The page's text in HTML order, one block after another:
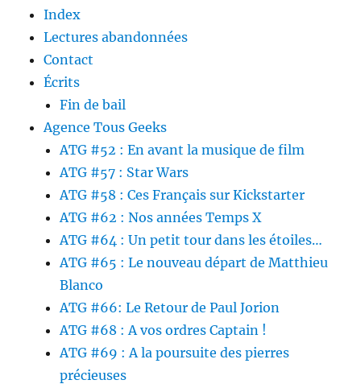
Index
Lectures abandonnées
Contact
Écrits
Fin de bail
Agence Tous Geeks
ATG #52 : En avant la musique de film
ATG #57 : Star Wars
ATG #58 : Ces Français sur Kickstarter
ATG #62 : Nos années Temps X
ATG #64 : Un petit tour dans les étoiles…
ATG #65 : Le nouveau départ de Matthieu
Blanco
ATG #66: Le Retour de Paul Jorion
ATG #68 : A vos ordres Captain !
ATG #69 : A la poursuite des pierres
précieuses